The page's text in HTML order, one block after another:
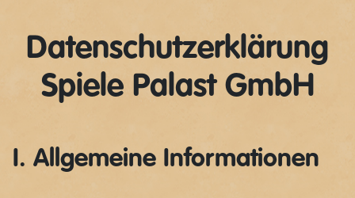
Datenschutzerklärung
Spiele Palast GmbH
I. Allgemeine Informationen